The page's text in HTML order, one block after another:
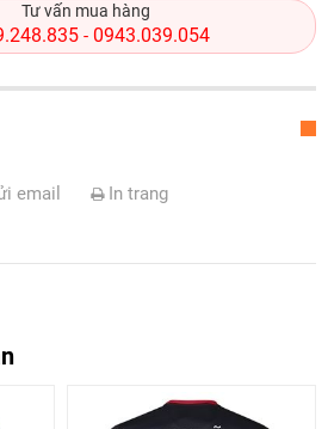
Tư vấn mua hàng
- 0943.039.054
email In trang